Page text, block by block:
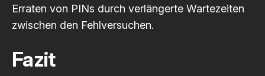
Erraten von PINs durch verlängerte Wartezeiten
zwischen den Fehlversuchen.
Fazit